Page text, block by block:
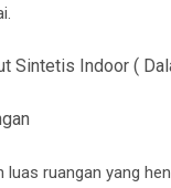
Sintetis Indoor (
luas ruangan yang